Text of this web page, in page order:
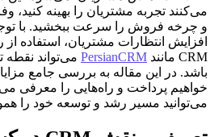
می‌کنند تجربه مشتریان را بهینه کنید،
و چرخه فروش را سرعت ببخشید. با
افزایش انتظارات مشتریان، استفاده
CRM مانند
PersianCRM می‌تواند نقطه
خواهیم پرداخت و راه‌هایی را معرفی
می‌توانید مسیر رشد و توسعه خود را